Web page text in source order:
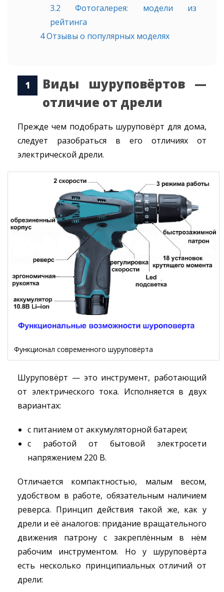
3.2 Фотогалерея: модели из
рейтинга
4Отзывы о популярных моделях
Виды шуруповёртов —
отличие от дрели
Прежде чем подобрать шуруповёрт для дома,
следует разобраться в его отличиях от
электрической дрели.
Функционал современного шуруповёрта
Шуруповёрт — это инструмент, работающий
от электрического тока. Исполняется в двух
вариантах:
с питанием от аккумуляторной батареи;
с работой от бытовой электросети
напряжением 220 В.
Отличается компактностью, малым весом,
удобством в работе, обязательным наличием
реверса. Принцип действия такой же, как у
дрели и её аналогов: придание вращательного
движения патрону с закреплённым в нём
рабочим инструментом. Но у шуруповёрта
есть несколько принципиальных отличий от
дрели: